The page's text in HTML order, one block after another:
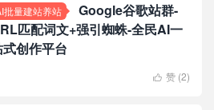
批量建站养站
Google谷歌站群-
匹配词文+强引蜘蛛-全民AI一
式创作平台
 赞 (2)